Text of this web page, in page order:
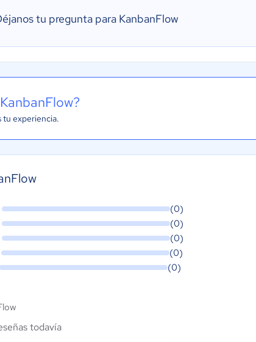
tu pregunta para KanbanFlow
tu experiencia.
(0)
(0)
(0)
(0)
(0)
todavía